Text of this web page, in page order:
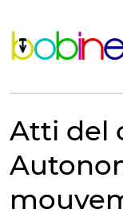
contenuto
Atti del